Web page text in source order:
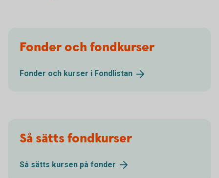
Fonder och fondkurser
Fonder och kurser i Fondlistan
Så sätts fondkurser
Så sätts kursen på fonder